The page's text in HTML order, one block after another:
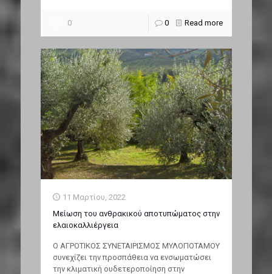
0 0 Read more
11 Μαρτίου, 2022
Μείωση του ανθρακικού αποτυπώματος στην
ελαιοκαλλιέργεια
Ο ΑΓΡΟΤΙΚΟΣ ΣΥΝΕΤΑΙΡΙΣΜΟΣ ΜΥΛΟΠΟΤΑΜΟΥ
συνεχίζει την προσπάθεια να ενσωματώσει
την κλιματική ουδετεροποίηση στην